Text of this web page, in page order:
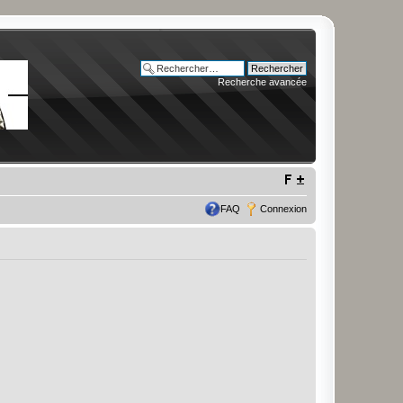
Recherche avancée
FAQ Connexion